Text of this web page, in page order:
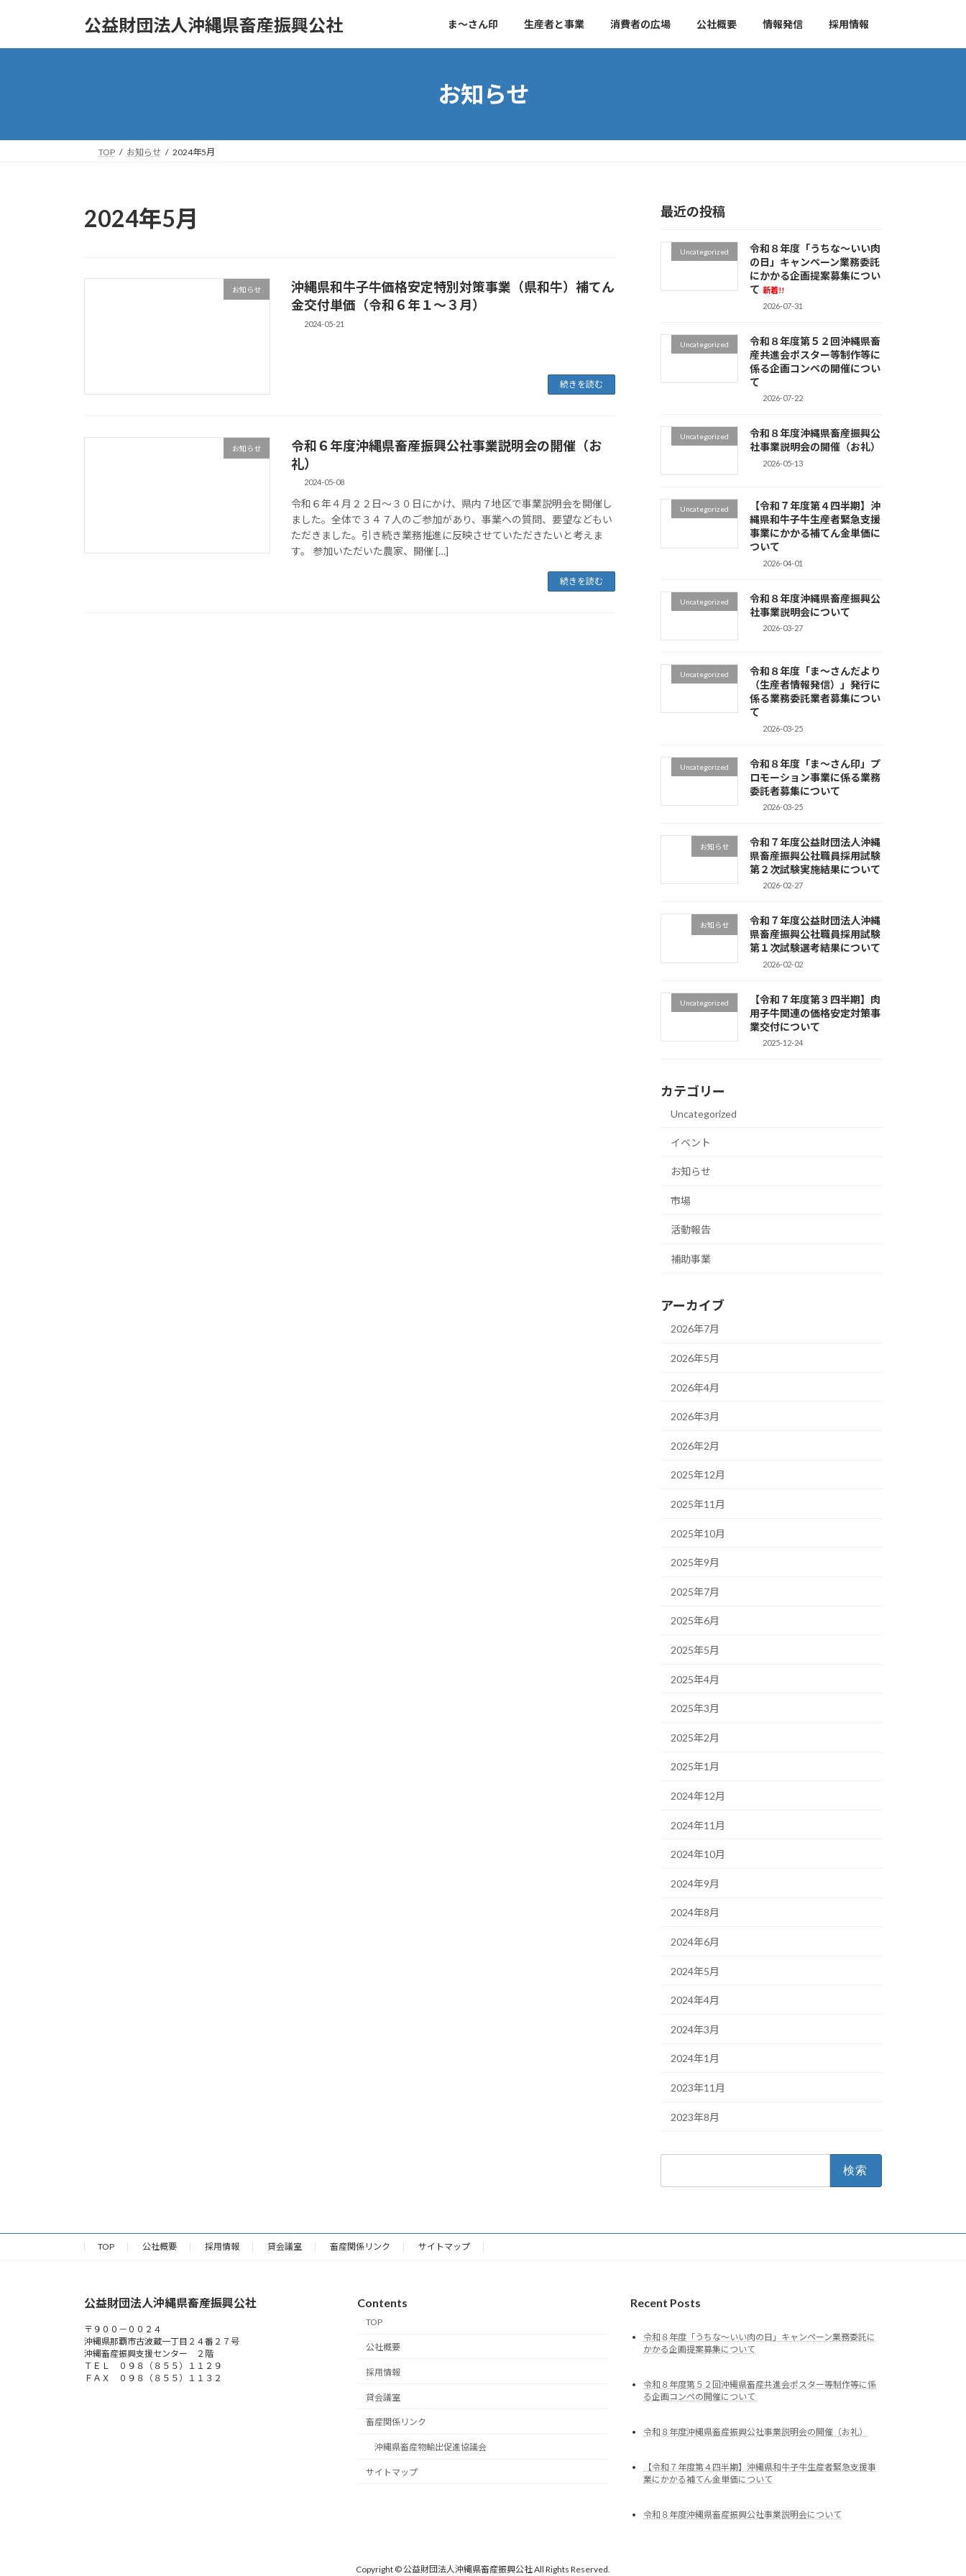
公益財団法人沖縄県畜産振興公社 ま～さん印 生産者と事業 消費者の広場 公社概要 情報発信 採用情報
お知らせ
TOP お知らせ 2024年5月
2024年5月
お知らせ
沖縄県和牛子牛価格安定特別対策事業（県和牛）補てん
金交付単価（令和６年１～３月）
2024-05-21
続きを読む
お知らせ
令和６年度沖縄県畜産振興公社事業説明会の開催（お
礼）
2024-05-08
令和６年４月２２日～３０日にかけ、県内７地区で事業説明会を開催し
ました。全体で３４７人のご参加があり、事業への質問、要望などもい
ただきました。引き続き業務推進に反映させていただきたいと考えま
す。 参加いただいた農家、開催 […]
続きを読む
最近の投稿
Uncategorized
令和８年度「うちな～いい肉
の日」キャンペーン業務委託
にかかる企画提案募集につい
て 新着!!
2026-07-31
Uncategorized
令和８年度第５２回沖縄県畜
産共進会ポスター等制作等に
係る企画コンペの開催につい
て
2026-07-22
Uncategorized
令和８年度沖縄県畜産振興公
社事業説明会の開催（お礼）
2026-05-13
Uncategorized
【令和７年度第４四半期】沖
縄県和牛子牛生産者緊急支援
事業にかかる補てん金単価に
ついて
2026-04-01
Uncategorized
令和８年度沖縄県畜産振興公
社事業説明会について
2026-03-27
Uncategorized
令和８年度「ま～さんだより
（生産者情報発信）」発行に
係る業務委託業者募集につい
て
2026-03-25
Uncategorized
令和８年度「ま～さん印」プ
ロモーション事業に係る業務
委託者募集について
2026-03-25
お知らせ
令和７年度公益財団法人沖縄
県畜産振興公社職員採用試験
第２次試験実施結果について
2026-02-27
お知らせ
令和７年度公益財団法人沖縄
県畜産振興公社職員採用試験
第１次試験選考結果について
2026-02-02
Uncategorized
【令和７年度第３四半期】肉
用子牛関連の価格安定対策事
業交付について
2025-12-24
カテゴリー
Uncategorized
イベント
お知らせ
市場
活動報告
補助事業
アーカイブ
2026年7月
2026年5月
2026年4月
2026年3月
2026年2月
2025年12月
2025年11月
2025年10月
2025年9月
2025年7月
2025年6月
2025年5月
2025年4月
2025年3月
2025年2月
2025年1月
2024年12月
2024年11月
2024年10月
2024年9月
2024年8月
2024年6月
2024年5月
2024年4月
2024年3月
2024年1月
2023年11月
2023年8月
TOP 公社概要 採用情報 貸会議室 畜産関係リンク サイトマップ
公益財団法人沖縄県畜産振興公社
〒９００－００２４
沖縄県那覇市古波蔵一丁目２４番２７号
沖縄畜産振興支援センター ２階
ＴＥＬ ０９８（８５５）１１２９
ＦＡＸ ０９８（８５５）１１３２
Contents
TOP
公社概要
採用情報
貸会議室
畜産関係リンク
沖縄県畜産物輸出促進協議会
サイトマップ
Recent Posts
令和８年度「うちな～いい肉の日」キャンペーン業務委託に
かかる企画提案募集について
令和８年度第５２回沖縄県畜産共進会ポスター等制作等に係
る企画コンペの開催について
令和８年度沖縄県畜産振興公社事業説明会の開催（お礼）
【令和７年度第４四半期】沖縄県和牛子牛生産者緊急支援事
業にかかる補てん金単価について
令和８年度沖縄県畜産振興公社事業説明会について
Copyright © 公益財団法人沖縄県畜産振興公社 All Rights Reserved.